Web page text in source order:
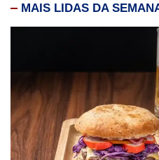
MAIS LIDAS DA